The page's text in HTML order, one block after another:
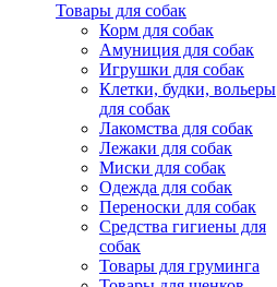
Товары для собак
Корм для собак
Амуниция для собак
Игрушки для собак
Клетки, будки, вольеры
для собак
Лакомства для собак
Лежаки для собак
Миски для собак
Одежда для собак
Переноски для собак
Средства гигиены для
собак
Товары для груминга